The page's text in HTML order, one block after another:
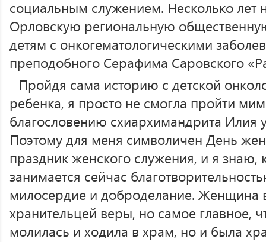
социальным служением. Несколько лет
Орловскую региональную
детям с онкогематологическими
преподобного Серафима Саровского
- Пройдя сама историю с детской
ребенка, я просто не смогла пройти
благословению схиархимандрита Илия
Поэтому для меня символичен День
праздник женского служения, и я знаю,
занимается сейчас
милосердие и доброделание. Женщина
хранительцей веры, но самое главное,
молилась и ходила в храм, но и была